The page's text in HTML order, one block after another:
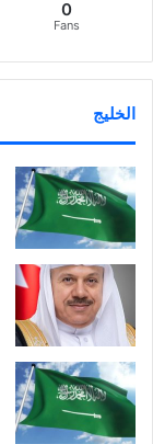
0
Fans
الخليج